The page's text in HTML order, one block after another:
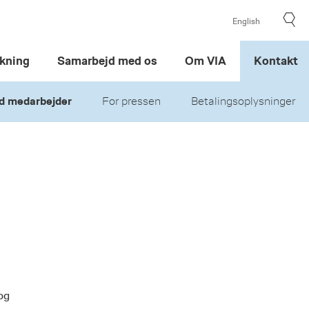
English
Samarbejd med os Om VIA Kontakt
medarbejder For pressen Betalingsoplysninger